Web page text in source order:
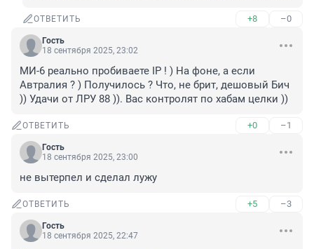
ОТВЕТИТЬ +8 –0
Гость
18 сентября 2025, 23:02
МИ-6 реально пробиваете IP ! ) На фоне, а если
Автралия ? ) Получилось ? Что, не брит, дешовый Бич
)) Удачи от ЛРУ 88 )). Вас контролят по хабам целки ))
ОТВЕТИТЬ +0 –1
Гость
18 сентября 2025, 23:00
не вытерпел и сделал лужу
ОТВЕТИТЬ +5 –3
Гость
18 сентября 2025, 22:47